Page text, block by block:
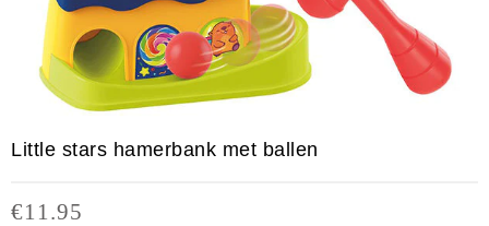
Little stars hamerbank met ballen
€11.95